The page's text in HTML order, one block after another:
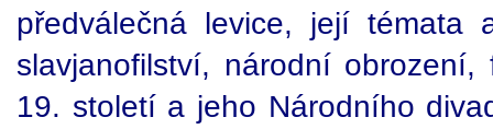
předválečná levice, její témata
slavjanofilství, národní
19. století a jeho Národního